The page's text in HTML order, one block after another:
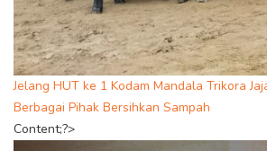
Jelang HUT ke 1 Kodam Mandala Trikora
Berbagai Pihak Bersihkan Sampah
Content;?>